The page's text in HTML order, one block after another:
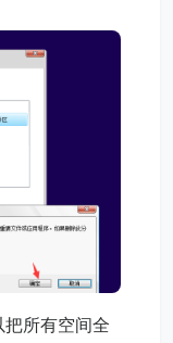
把所有空间全